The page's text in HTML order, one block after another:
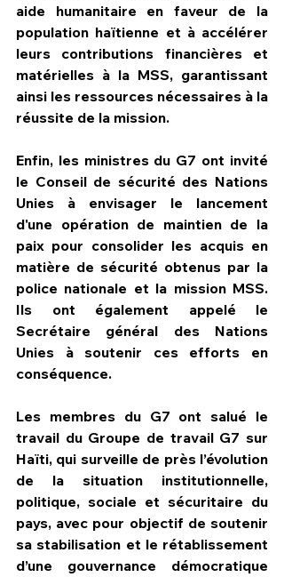
aide humanitaire en faveur de la
population haïtienne et à accélérer
leurs contributions financières et
matérielles à la MSS, garantissant
ainsi les ressources nécessaires à la
réussite de la mission.
Enfin, les ministres du G7 ont invité
le Conseil de sécurité des Nations
Unies à envisager le lancement
d'une opération de maintien de la
paix pour consolider les acquis en
matière de sécurité obtenus par la
police nationale et la mission MSS.
Ils ont également appelé le
Secrétaire général des Nations
Unies à soutenir ces efforts en
conséquence.
Les membres du G7 ont salué le
travail du Groupe de travail G7 sur
Haïti, qui surveille de près l’évolution
de la situation institutionnelle,
politique, sociale et sécuritaire du
pays, avec pour objectif de soutenir
sa stabilisation et le rétablissement
d’une gouvernance démocratique